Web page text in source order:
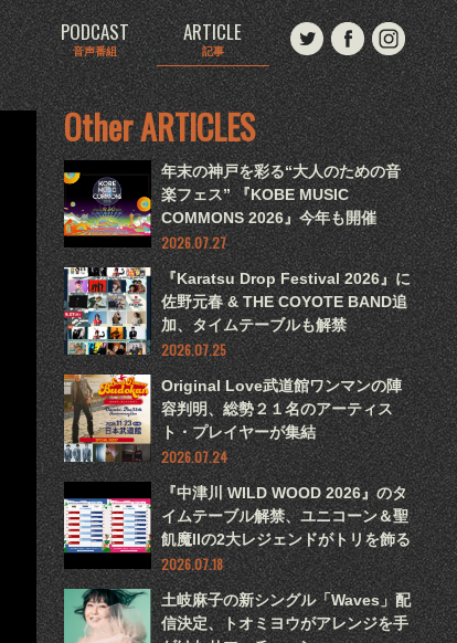
PODCAST
音声番組
ARTICLE
記事
Other ARTICLES
年末の神戸を彩る“大人のための音
楽フェス” 『KOBE MUSIC
COMMONS 2026』今年も開催
2026.07.27
『Karatsu Drop Festival 2026』に
佐野元春 & THE COYOTE BAND追
加、タイムテーブルも解禁
2026.07.25
Original Love武道館ワンマンの陣
容判明、総勢２１名のアーティス
ト・プレイヤーが集結
2026.07.24
『中津川 WILD WOOD 2026』のタ
イムテーブル解禁、ユニコーン＆聖
飢魔IIの2大レジェンドがトリを飾る
2026.07.18
土岐麻子の新シングル「Waves」配
信決定、トオミヨウがアレンジを手